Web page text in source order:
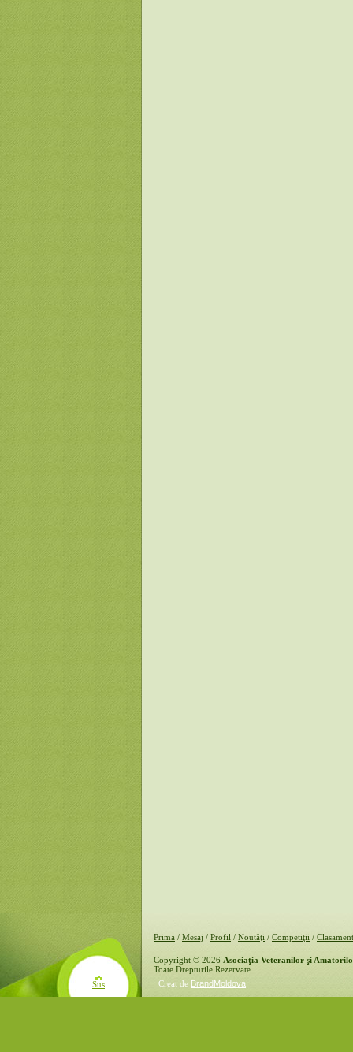
Sus
Prima / Mesaj / Profil / Noutăţi / Competiţii /
Copyright © 2026 Asociaţia Veteranilor şi
Toate Drepturile Rezervate.
Creat de BrandMoldova